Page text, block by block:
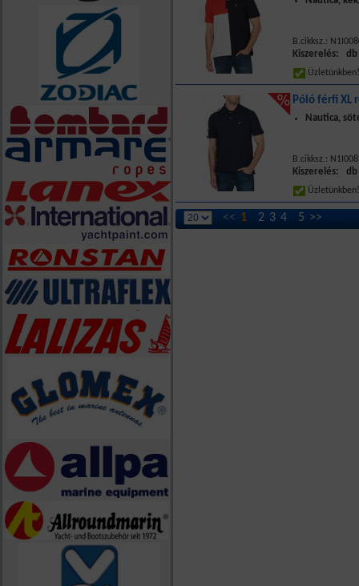
B.cikksz.:
Kiszerelés: db
Póló férfi XL
Nautica,
B.cikksz.:
Kiszerelés: db
<< 1 2 3 4 5 >>